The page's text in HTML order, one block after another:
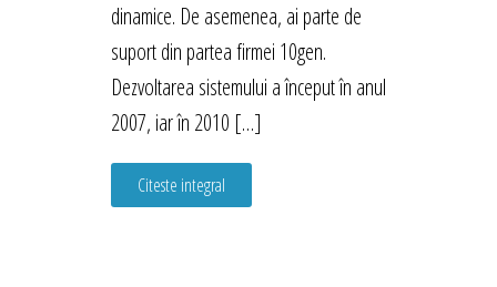
dinamice. De asemenea, ai parte de
suport din partea firmei 10gen.
Dezvoltarea sistemului a început în anul
2007, iar în 2010 […]
Citeste integral